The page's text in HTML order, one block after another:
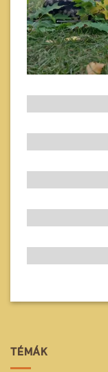
TÉMÁK